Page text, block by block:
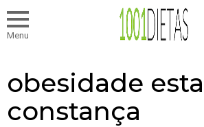
Menu
obesidade
constança